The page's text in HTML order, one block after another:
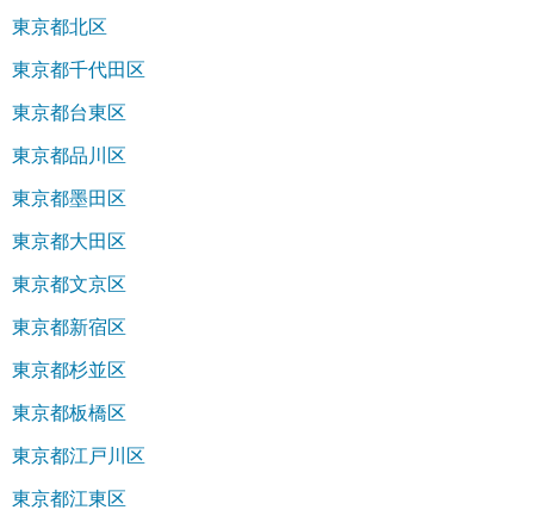
東京都北区
東京都千代田区
東京都台東区
東京都品川区
東京都墨田区
東京都大田区
東京都文京区
東京都新宿区
東京都杉並区
東京都板橋区
東京都江戸川区
東京都江東区